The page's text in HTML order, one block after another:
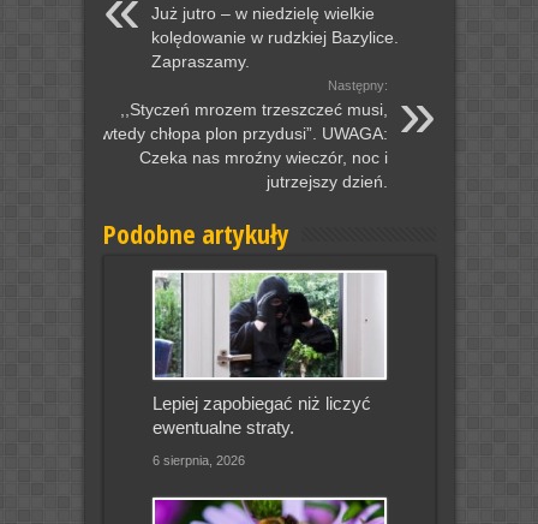
Już jutro – w niedzielę wielkie
kolędowanie w rudzkiej Bazylice.
Zapraszamy.
Następny:
,,Styczeń mrozem trzeszczeć musi,
wtedy chłopa plon przydusi”. UWAGA:
Czeka nas mroźny wieczór, noc i
jutrzejszy dzień.
Podobne artykuły
Lepiej zapobiegać niż liczyć
ewentualne straty.
6 sierpnia, 2026